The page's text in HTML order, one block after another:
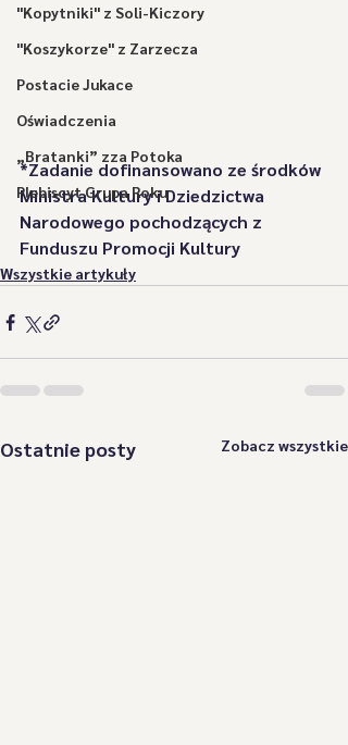
"Kopytniki" z Soli-Kiczory
"Koszykorze" z Zarzecza
Postacie Jukace
Oświadczenia
„Bratanki” zza Potoka
Plebiscyt Grupa Roku
*Zadanie dofinansowano ze środków
Ministra Kultury i Dziedzictwa
Narodowego pochodzących z
Funduszu Promocji Kultury
Wszystkie artykuły
Ostatnie posty Zobacz wszystkie